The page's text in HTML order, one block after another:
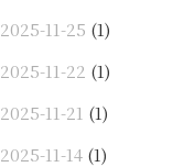
2025-11-25 (1)
2025-11-22 (1)
2025-11-21 (1)
2025-11-14 (1)